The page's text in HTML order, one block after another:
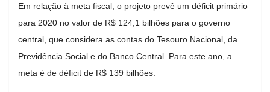
Em relação à meta fiscal, o projeto prevê um déficit primário
para 2020 no valor de R$ 124,1 bilhões para o governo
central, que considera as contas do Tesouro Nacional, da
Previdência Social e do Banco Central. Para este ano, a
meta é de déficit de R$ 139 bilhões.